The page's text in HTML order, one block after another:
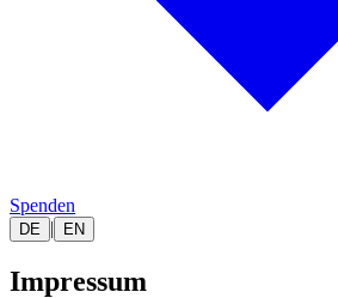
Spenden
DE | EN
Impressum